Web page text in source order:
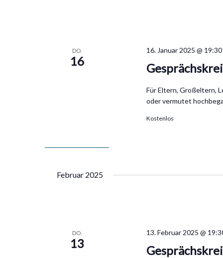
DO.
16
16. Januar 2025 @ 19:30
Für Eltern, Großeltern,
oder vermutet
Kostenlos
Februar 2025
DO.
13
13. Februar 2025 @